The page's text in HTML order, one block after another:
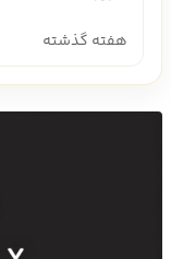
هفته گذشته